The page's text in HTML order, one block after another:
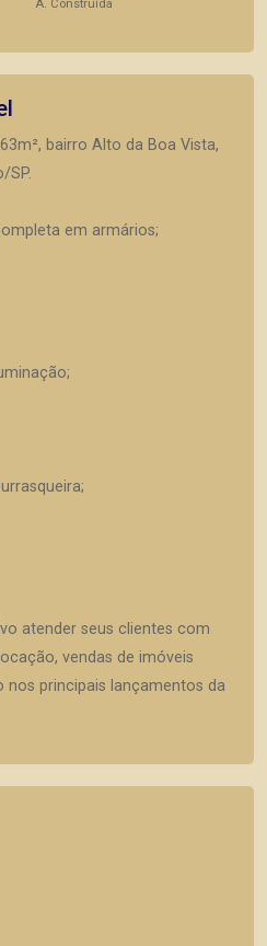
A. Construída
bairro Alto da Boa Vista,
SP.
em armários;
atender seus clientes com
vendas de imóveis
principais lançamentos da